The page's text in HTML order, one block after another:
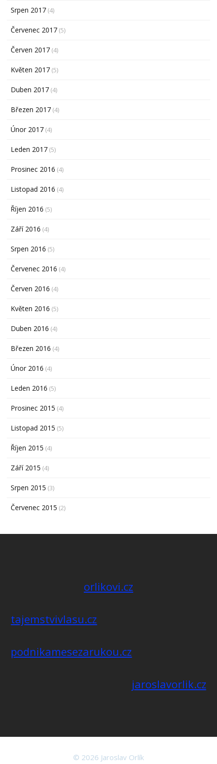
Srpen 2017 (4)
Červenec 2017 (5)
Červen 2017 (4)
Květen 2017 (5)
Duben 2017 (4)
Březen 2017 (4)
Únor 2017 (4)
Leden 2017 (5)
Prosinec 2016 (4)
Listopad 2016 (4)
Říjen 2016 (5)
Září 2016 (4)
Srpen 2016 (5)
Červenec 2016 (4)
Červen 2016 (4)
Květen 2016 (5)
Duben 2016 (4)
Březen 2016 (4)
Únor 2016 (4)
Leden 2016 (5)
Prosinec 2015 (4)
Listopad 2015 (5)
Říjen 2015 (4)
Září 2015 (4)
Srpen 2015 (3)
Červenec 2015 (2)
orlikovi.cz
tajemstvivlasu.cz
podnikamesezarukou.cz
jaroslavorlik.cz
© 2026 Jaroslav Orlík